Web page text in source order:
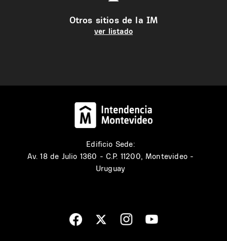
Otros sitios de la IM
ver listado
Edificio Sede:
Av. 18 de Julio 1360 - C.P. 11200, Montevideo -
Uruguay